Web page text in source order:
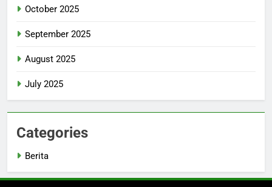
October 2025
September 2025
August 2025
July 2025
Categories
Berita